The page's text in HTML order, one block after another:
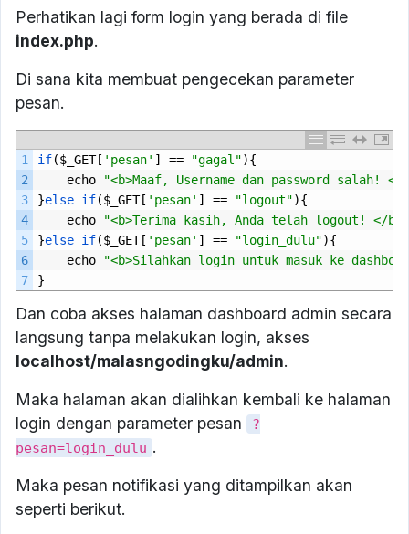
Perhatikan lagi form login yang berada di file
index.php.
Di sana kita membuat pengecekan parameter
pesan.
1
2
3
4
5
6
7
if($ _GET[ 'pesan' ] == "gagal"){
echo
"<b>Maaf, Username dan password salah! </
}else if($ _GET[ 'pesan' ] == "logout"){
echo
"<b>Terima kasih, Anda telah logout! </b>
}else if($ _GET[ 'pesan' ] == "login_dulu"){
echo
"<b>Silahkan login untuk masuk ke
}
Dan coba akses halaman dashboard admin secara
langsung tanpa melakukan login, akses
localhost/malasngodingku/admin.
Maka halaman akan dialihkan kembali ke halaman
login dengan parameter pesan
?
pesan=login_dulu .
Maka pesan notifikasi yang ditampilkan akan
seperti berikut.